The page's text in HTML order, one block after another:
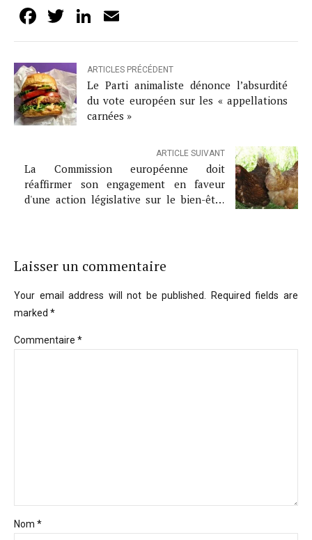
Facebook
TwitterLinkedIn
ARTICLES PRÉCÉDENT
Le Parti animaliste dénonce l’absurdité
du vote européen sur les « appellations
carnées »
ARTICLE SUIVANT
La Commission européenne doit
réaffirmer son engagement en faveur
d'une action législative sur le bien-être
Laisser un commentaire
Your email address will not be published. Required fields are
marked *
Commentaire *
Nom *